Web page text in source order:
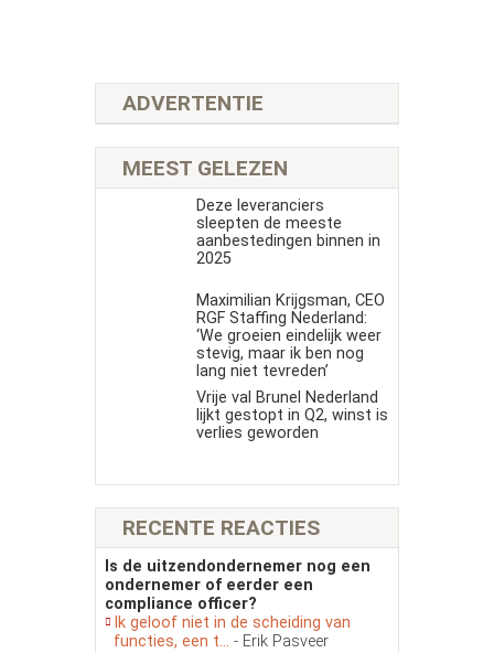
ADVERTENTIE
MEEST GELEZEN
Deze leveranciers
sleepten de meeste
aanbestedingen binnen in
2025
Maximilian Krijgsman, CEO
RGF Staffing Nederland:
‘We groeien eindelijk weer
stevig, maar ik ben nog
lang niet tevreden’
Vrije val Brunel Nederland
lijkt gestopt in Q2, winst is
verlies geworden
RECENTE REACTIES
Is de uitzendondernemer nog een
ondernemer of eerder een
compliance officer?
Ik geloof niet in de scheiding van
functies, een t... - Erik Pasveer